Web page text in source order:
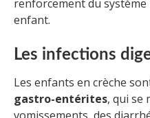
renforcement du
enfant.
Les infections
Les enfants en crèche
gastro-entérites, qui se